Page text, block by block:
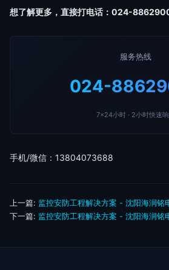
想了解更多，直接打电话：024-
服务热线
024-
7×24小时 · 2小时快速
手机/微信：13804073688
上一篇: 监控安防工程解决方案 - 沈阳海润铭
下一篇: 监控安防工程解决方案 - 沈阳海润铭